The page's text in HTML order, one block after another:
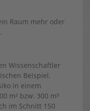
Raum mehr oder
Wissenschaftler
Beispiel.
in einem
m² bzw. 300 m³
im Schnitt 150